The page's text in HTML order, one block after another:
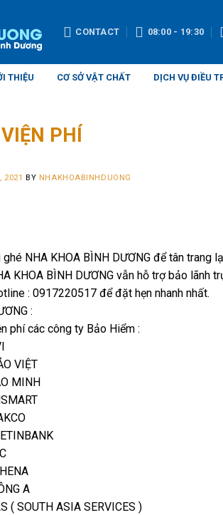
CONTACT 08:00 - 19:30
THIỆU CƠ SỞ VẬT CHẤT DỊCH VỤ ĐIỀU
PHÍ
2021 BY NHAKHOABINHDUONG
NHA KHOA BÌNH DƯƠNG để tân trang
KHOA BÌNH DƯƠNG vẫn hỗ trợ bảo lãnh
: 0917220517 để đặt hẹn nhanh nhất.
:
phí các công ty Bảo Hiểm :
VIỆT
MINH
A
( SOUTH ASIA SERVICES )